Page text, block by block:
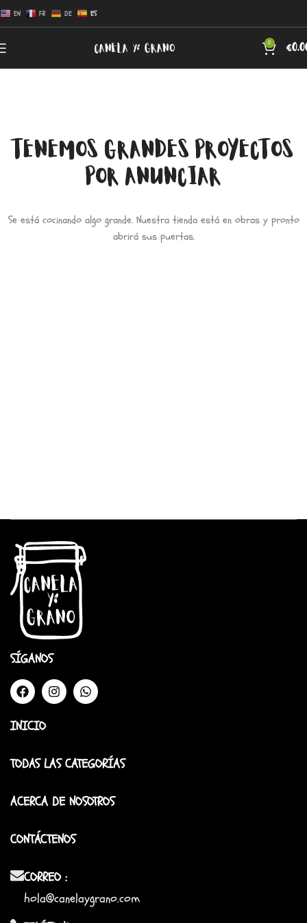
EN FR DE ES
0 €
TENEMOS GRANDES PROYECTOS
POR ANUNCIAR
Se está cocinando algo grande. Nuestra tienda está en obras y pronto
abrirá sus puertas.
SÍGANOS
INICIO
TODAS LAS CATEGORÍAS
ACERCA DE NOSOTROS
CONTÁCTENOS
CORREO :
hola@canelaygrano.com